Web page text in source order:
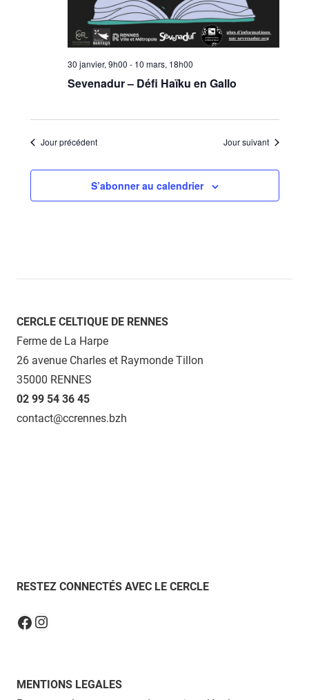
30 janvier, 9h00 - 10 mars, 18h00
Sevenadur – Défi Haïku en Gallo
Jour précédent Jour suivant
S’abonner au calendrier
CERCLE CELTIQUE DE RENNES
Ferme de La Harpe
26 avenue Charles et Raymonde Tillon
35000 RENNES
02 99 54 36 45
contact@ccrennes.bzh
RESTEZ CONNECTÉS AVEC LE CERCLE
Facebook
Instagram
MENTIONS LEGALES